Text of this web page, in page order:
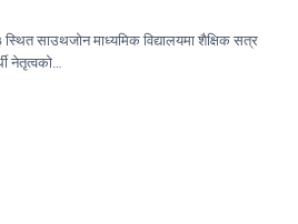
साउथजोन माध्यमिक विद्यालयमा शैक्षिक सत्र
नेतृत्वको…